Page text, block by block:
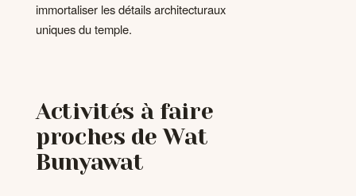
immortaliser les détails architecturaux
uniques du temple.
Activités à faire
proches de Wat
Bunyawat